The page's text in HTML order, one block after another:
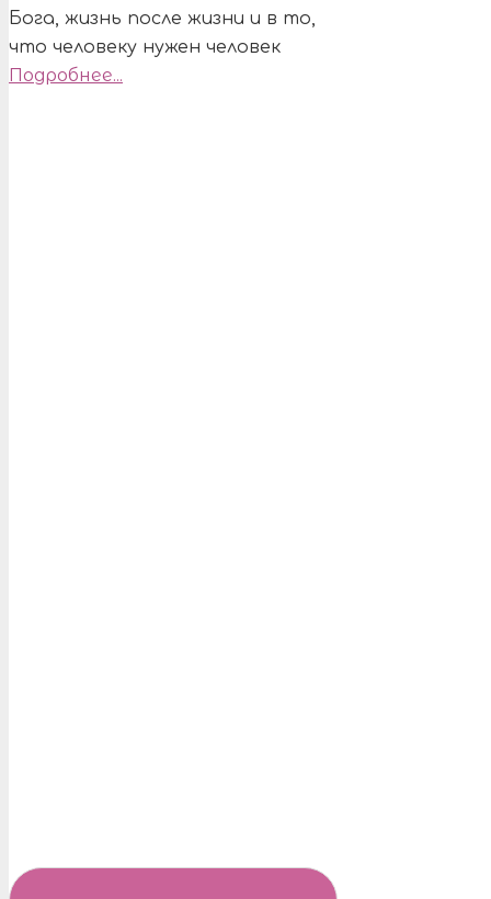
Бога, жизнь после жизни и в то,
что человеку нужен человек
Подробнее...